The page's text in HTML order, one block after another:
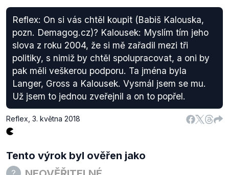
Reflex: On si vás chtěl koupit (Babiš Kalouska,
pozn. Demagog.cz)? Kalousek: Myslím tím jeho
slova z roku 2004, že si mě zařadil mezi tři
politiky, s nimiž by chtěl spolupracovat, a oni by
pak měli veškerou podporu. Ta jména byla
Langer, Gross a Kalousek. Vysmál jsem se mu.
Už jsem to jednou zveřejnil a on to popřel.
Reflex 3. května 2018
Tento výrok byl ověřen jako